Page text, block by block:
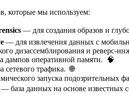
которые мы используем:
— для создания образов и
— для извлечения данных с
дизассемблирования и реверс-
дампов оперативной памяти. 🧠
сетевого трафика. 🌐
запуска подозрительных
— база данных на основе